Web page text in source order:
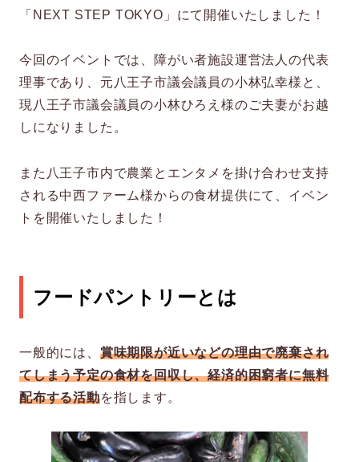
「NEXT STEP TOKYO」にて開催いたしました！
今回のイベントでは、障がい者施設運営法人の代表
理事であり、元八王子市議会議員の小林弘幸様と、
現八王子市議会議員の小林ひろえ様のご夫妻がお越
しになりました。
また八王子市内で農業とエンタメを掛け合わせ支持
される中西ファーム様からの食材提供にて、イベン
トを開催いたしました！
フードパントリーとは
一般的には、 賞味期限が近いなどの理由で廃棄され
てしまう予定の食材を回収し、経済的困窮者に無料
配布する活動を指します。